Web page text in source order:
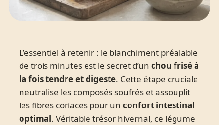
L’essentiel à retenir : le blanchiment préalable
de trois minutes est le secret d’unchou frisé à
la fois tendre et digeste. Cette étape cruciale
neutralise les composés soufrés et assouplit
les fibres coriaces pour unconfort intestinal
optimal. Véritable trésor hivernal, ce légume